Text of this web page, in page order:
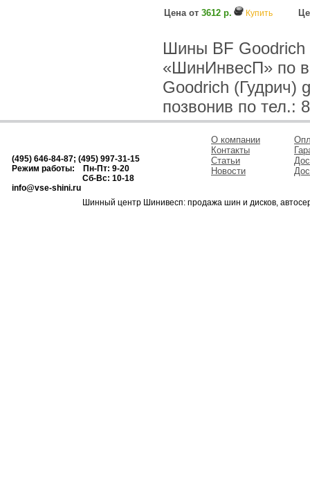
Цена от 3612 р. Купить
Шины BF Goodrich
«ШинИнвесП» по
Goodrich (Гудрич)
позвонив по тел.:
(495) 646-84-87; (495) 997-31-15
Режим работы: Пн-Пт: 9-20
Сб-Вс: 10-18
info@vse-shini.ru
О компании
Контакты
Статьи
Новости
Шинный центр Шинивесп: продажа шин и дисков,